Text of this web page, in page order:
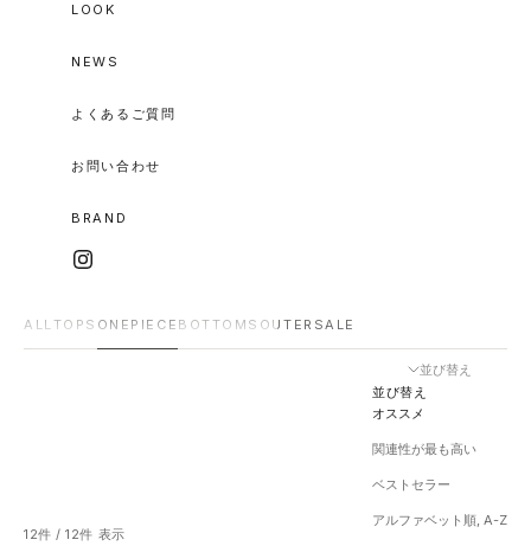
LOOK
NEWS
よくあるご質問
お問い合わせ
BRAND
ALLTOPS ONEPIECE BOTTOMS OUTER SALE
並び替え
並び替え
オススメ
関連性が最も高い
ベストセラー
アルファベット順, A-Z
12件 / 12件 表示